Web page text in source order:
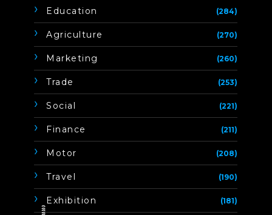
Education (284)
Agriculture (270)
Marketing (260)
Trade (253)
Social (221)
Finance (211)
Motor (208)
Travel (190)
Exhibition (181)